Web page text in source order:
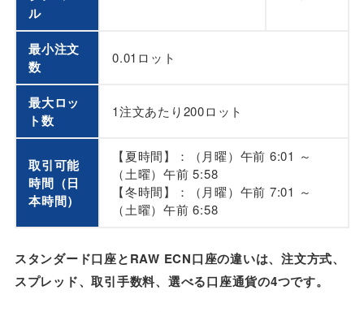
ル
最小注文
数
0.01ロット
最大ロッ
ト数
1注文あたり200ロット
取引可能
時間（日
本時間）
【夏時間】：（月曜）午前 6:01 ～
（土曜）午前 5:58
【冬時間】：（月曜）午前 7:01 ～
（土曜）午前 6:58
スタンダード口座とRAW ECN口座の違いは、注文方式、
スプレッド、取引手数料、選べる口座通貨の4つです。